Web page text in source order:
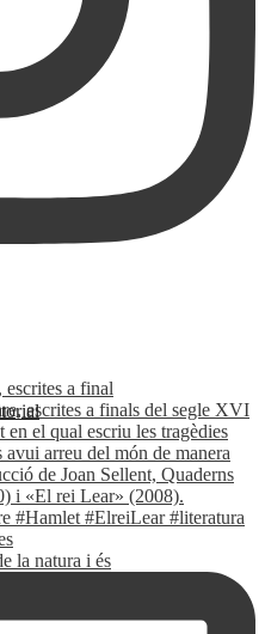
escrites a final
la natura i és